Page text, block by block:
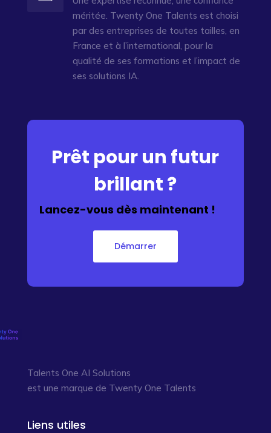
méritée. Twenty One Talents est choisi
par des entreprises de toutes tailles, en
France et à l’international, pour la
qualité de ses formations et l’impact de
ses solutions IA.
Prêt pour un futur
brillant ?
Lancez-vous dès maintenant !
Démarrer
Talents One AI Solutions
est une marque de Twenty One Talents
Liens utiles